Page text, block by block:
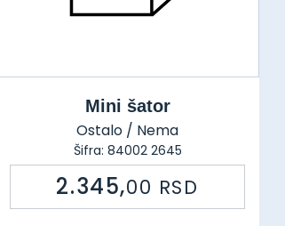
Mini šator
Ostalo / Nema
Šifra: 84002 2645
2.345,00 RSD